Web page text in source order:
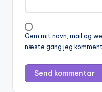
Gem mit navn, mail og
næste gang jeg
i
v
e
: